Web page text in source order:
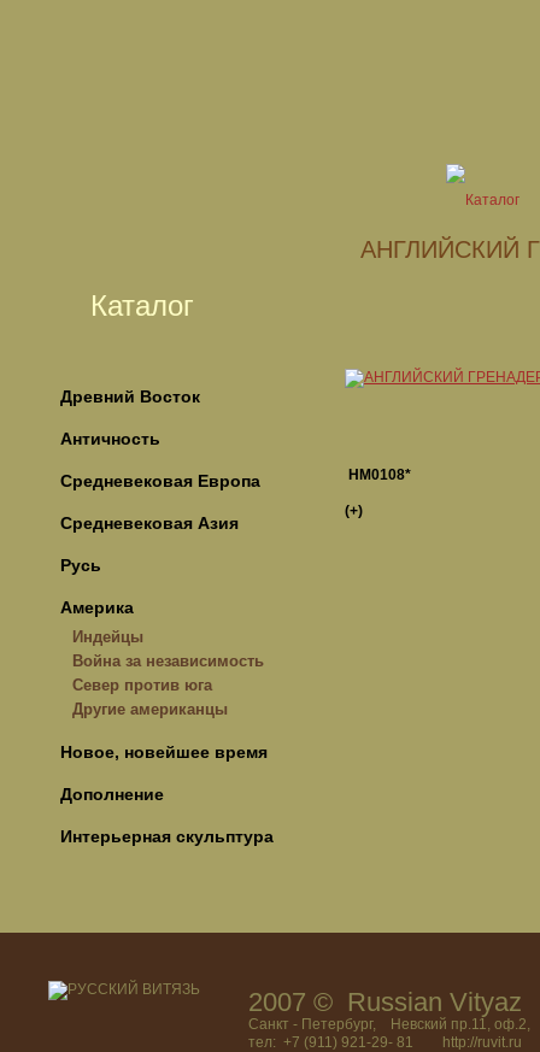
АНГЛИЙСКИЙ
Каталог
Древний Восток
Античность
Средневековая Европа
Средневековая Азия
Русь
Америка
Индейцы
Война за независимость
Север против юга
Другие американцы
Новое, новейшее время
Дополнение
Интерьерная скульптура
НМ0108*
(+)
2007 © Russian
Санкт - Петербург, Невский пр.11, оф.2,
тел: +7 (911) 921-29- 81 http://ruvit.ru